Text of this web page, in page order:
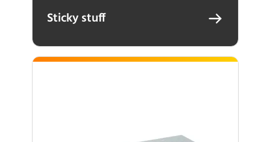
Sticky stuff